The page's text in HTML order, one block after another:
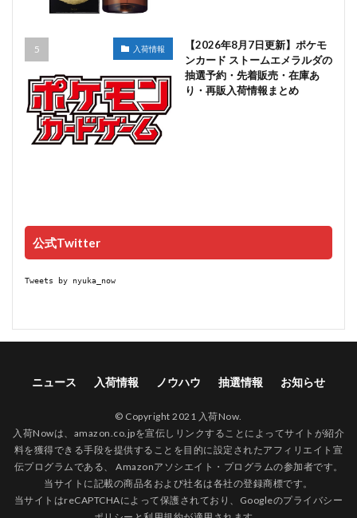
入荷情報
【2026年8月7日更新】ポケモ
ンカード ストームエメラルダの
抽選予約・先着販売・在庫あ
り・再販入荷情報まとめ
公式Twitter
Tweets by nyuka_now
ニュース 入荷情報 ノウハウ 抽選情報 お知らせ
© Copyright 2021 入荷Now.
入荷Nowは、amazon.co.jpを宣伝しリンクすることによってサイトが紹介
料を獲得できる手段を提供することを目的に設定されたアフィリエイト宣
伝プログラムである、 Amazonアソシエイト・プログラムの参加者です。
当サイトに記載の商品名および社名は各社の登録商標です。
当サイトはreCAPTCHAによって保護されており、Googleのプライバシー